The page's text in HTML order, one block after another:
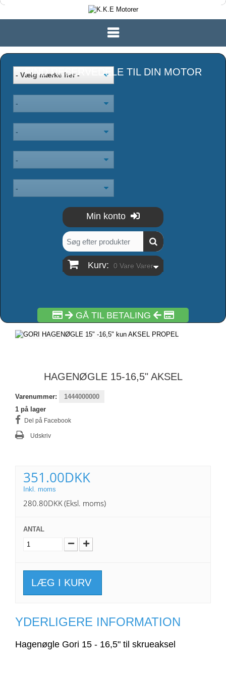
FIND RESERVEDELE TIL DIN MOTOR
Min konto
Kurv: 0 Vare Varer
GÅ TIL BETALING
HAGENØGLE 15-16,5" AKSEL
Varenummer:
1444000000
1 på lager
Del på Facebook
Udskriv
351.00DKK
Inkl. moms
280.80DKK(Eksl. moms)
ANTAL
LÆG I KURV
YDERLIGERE INFORMATION
Hagenøgle Gori 15 - 16,5" til skrueaksel